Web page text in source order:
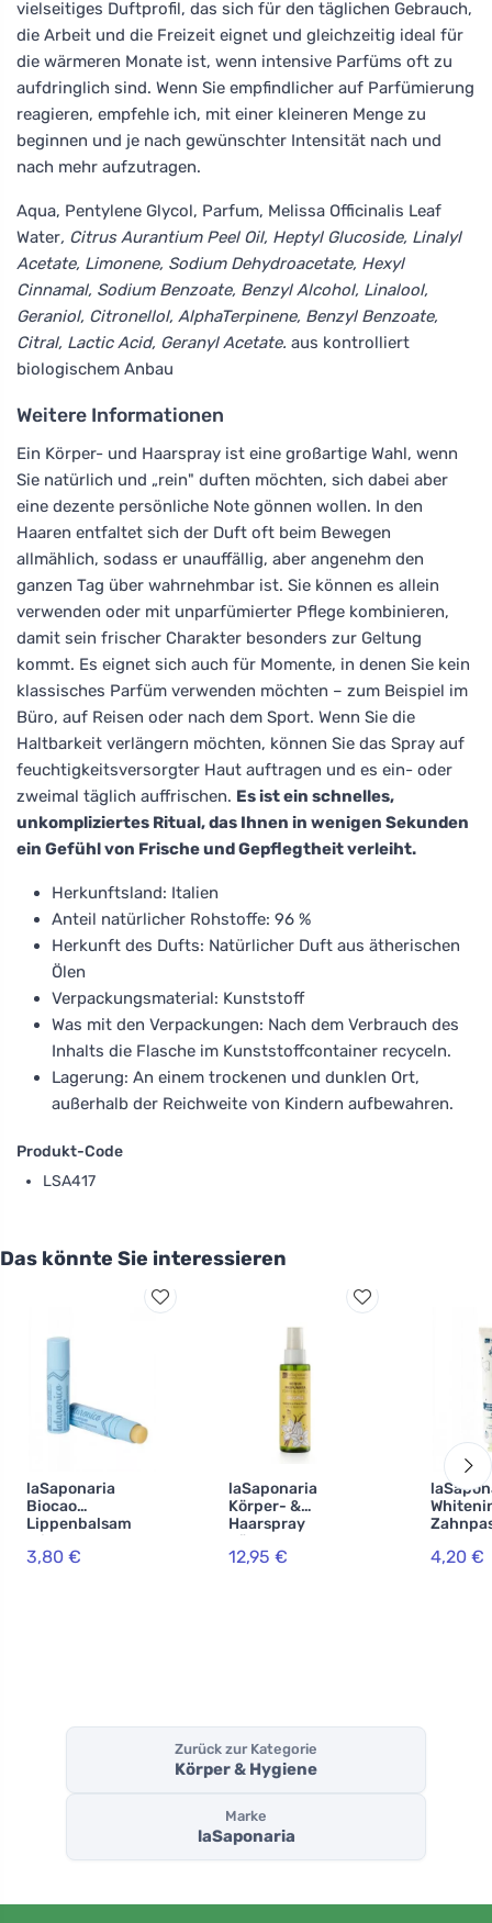
vielseitiges Duftprofil, das sich für den täglichen Gebrauch,
die Arbeit und die Freizeit eignet und gleichzeitig ideal für
die wärmeren Monate ist, wenn intensive Parfüms oft zu
aufdringlich sind. Wenn Sie empfindlicher auf Parfümierung
reagieren, empfehle ich, mit einer kleineren Menge zu
beginnen und je nach gewünschter Intensität nach und
nach mehr aufzutragen.
Aqua, Pentylene Glycol, Parfum, Melissa Officinalis Leaf
Water, Citrus Aurantium Peel Oil, Heptyl Glucoside, Linalyl
Acetate, Limonene, Sodium Dehydroacetate, Hexyl
Cinnamal, Sodium Benzoate, Benzyl Alcohol, Linalool,
Geraniol, Citronellol, AlphaTerpinene, Benzyl Benzoate,
Citral, Lactic Acid, Geranyl Acetate. aus kontrolliert
biologischem Anbau
Weitere Informationen
Ein Körper- und Haarspray ist eine großartige Wahl, wenn
Sie natürlich und „rein" duften möchten, sich dabei aber
eine dezente persönliche Note gönnen wollen. In den
Haaren entfaltet sich der Duft oft beim Bewegen
allmählich, sodass er unauffällig, aber angenehm den
ganzen Tag über wahrnehmbar ist. Sie können es allein
verwenden oder mit unparfümierter Pflege kombinieren,
damit sein frischer Charakter besonders zur Geltung
kommt. Es eignet sich auch für Momente, in denen Sie kein
klassisches Parfüm verwenden möchten – zum Beispiel im
Büro, auf Reisen oder nach dem Sport. Wenn Sie die
Haltbarkeit verlängern möchten, können Sie das Spray auf
feuchtigkeitsversorgter Haut auftragen und es ein- oder
zweimal täglich auffrischen. Es ist ein schnelles,
unkompliziertes Ritual, das Ihnen in wenigen Sekunden
ein Gefühl von Frische und Gepflegtheit verleiht.
Herkunftsland: Italien
Anteil natürlicher Rohstoffe: 96 %
Herkunft des Dufts: Natürlicher Duft aus ätherischen
Ölen
Verpackungsmaterial: Kunststoff
Was mit den Verpackungen: Nach dem Verbrauch des
Inhalts die Flasche im Kunststoffcontainer recyceln.
Lagerung: An einem trockenen und dunklen Ort,
außerhalb der Reichweite von Kindern aufbewahren.
Produkt-Code
LSA417
Das könnte Sie interessieren
laSaponaria
Biocao
Lippenbalsam
mit
Hyaluronsäure
3,80 €
laSaponaria
Körper- &
Haarspray
Körperspray
Pamper - Vanille
12,95 €
Minze
4,20 €
Zurück zur Kategorie
Körper & Hygiene
Marke
laSaponaria